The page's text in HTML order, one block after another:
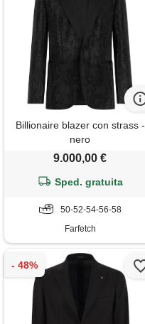
Billionaire blazer con strass -
nero
9.000,00 €
Sped. gratuita
50-52-54-56-58
Farfetch